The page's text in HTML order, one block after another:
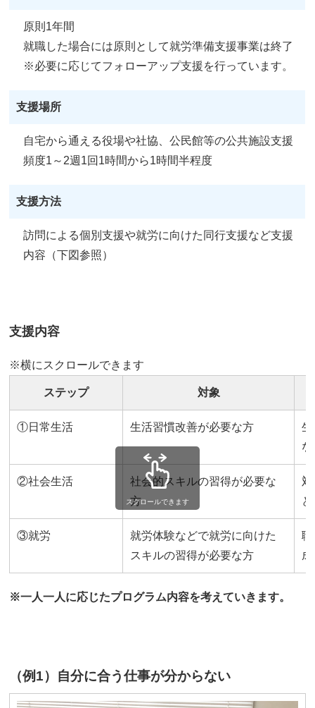
原則1年間
就職した場合には原則として就労準備支援事業は終了
※必要に応じてフォローアップ支援を行っています。
支援場所
自宅から通える役場や社協、公民館等の公共施設支援
頻度1～2週1回1時間から1時間半程度
支援方法
訪問による個別支援や就労に向けた同行支援など支援
内容（下図参照）
支援内容
※横にスクロールできます
ステップ 対象
①日常生活 生活習慣改善が必要な方
②社会生活
社会的スキルの習得が必要な
方
③就労
就労体験などで就労に向けた
スキルの習得が必要な方
スクロールできます
※一人一人に応じたプログラム内容を考えていきます。
（例1）自分に合う仕事が分からない